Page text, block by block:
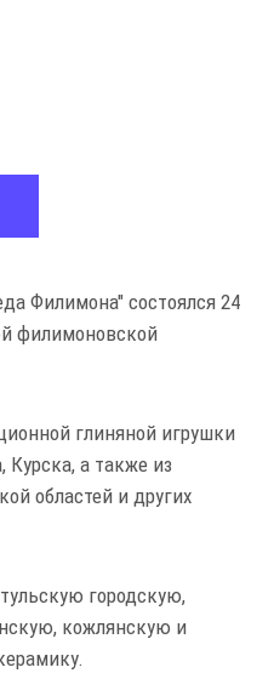
Филимона" состоялся 24
филимоновской
глиняной игрушки
Курска, а также из
областей и других
городскую,
кожлянскую и